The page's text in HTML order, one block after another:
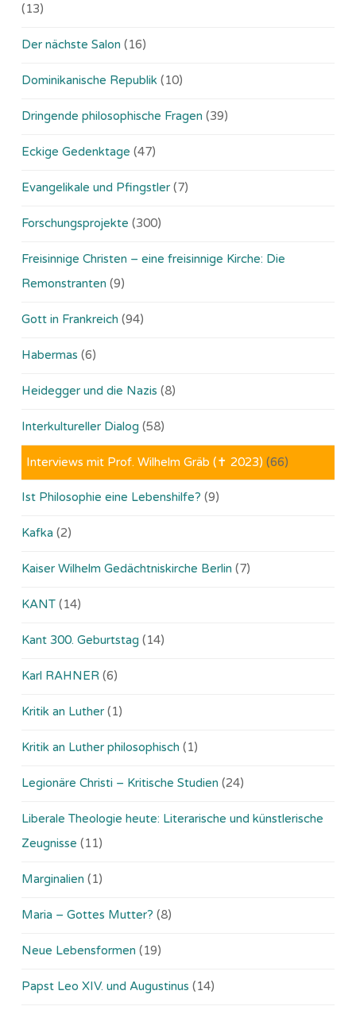
(13)
Der nächste Salon (16)
Dominikanische Republik (10)
Dringende philosophische Fragen (39)
Eckige Gedenktage (47)
Evangelikale und Pfingstler (7)
Forschungsprojekte (300)
Freisinnige Christen – eine freisinnige Kirche: Die
Remonstranten (9)
Gott in Frankreich (94)
Habermas (6)
Heidegger und die Nazis (8)
Interkultureller Dialog (58)
Interviews mit Prof. Wilhelm Gräb (✝ 2023) (66)
Ist Philosophie eine Lebenshilfe? (9)
Kafka (2)
Kaiser Wilhelm Gedächtniskirche Berlin (7)
KANT (14)
Kant 300. Geburtstag (14)
Karl RAHNER (6)
Kritik an Luther (1)
Kritik an Luther philosophisch (1)
Legionäre Christi – Kritische Studien (24)
Liberale Theologie heute: Literarische und künstlerische
Zeugnisse (11)
Marginalien (1)
Maria – Gottes Mutter? (8)
Neue Lebensformen (19)
Papst Leo XIV. und Augustinus (14)